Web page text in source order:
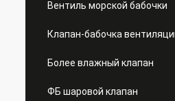
Вентиль морской бабочки
Клапан-бабочка
Более влажный клапан
ФБ шаровой клапан